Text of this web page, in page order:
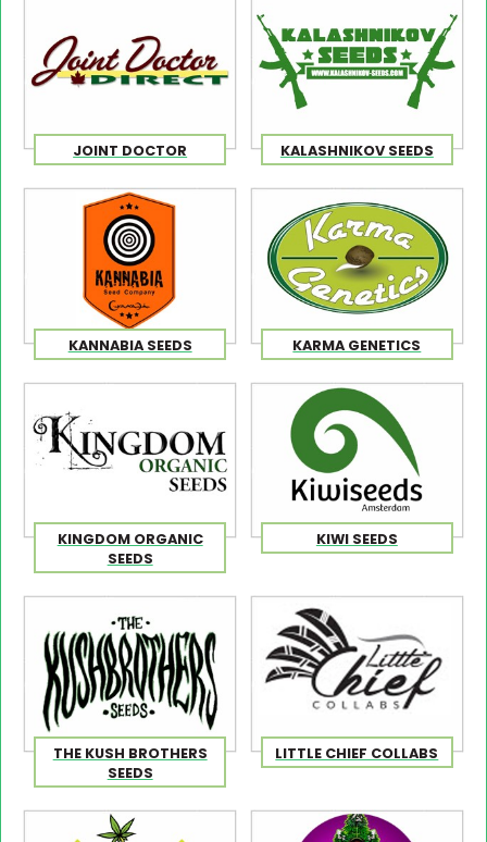
JOINT DOCTOR KALASHNIKOV SEEDS
KANNABIA SEEDS KARMA GENETICS
KINGDOM ORGANIC
SEEDS
KIWI SEEDS
THE KUSH BROTHERS
SEEDS
LITTLE CHIEF COLLABS